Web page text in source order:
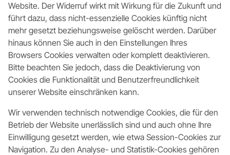
Website. Der Widerruf wirkt mit Wirkung für die Zukunft und
führt dazu, dass nicht-essenzielle Cookies künftig nicht
mehr gesetzt beziehungsweise gelöscht werden. Darüber
hinaus können Sie auch in den Einstellungen Ihres
Browsers Cookies verwalten oder komplett deaktivieren.
Bitte beachten Sie jedoch, dass die Deaktivierung von
Cookies die Funktionalität und Benutzerfreundlichkeit
unserer Website einschränken kann.
Wir verwenden technisch notwendige Cookies, die für den
Betrieb der Website unerlässlich sind und auch ohne Ihre
Einwilligung gesetzt werden, wie etwa Session-Cookies zur
Navigation. Zu den Analyse- und Statistik-Cookies gehören